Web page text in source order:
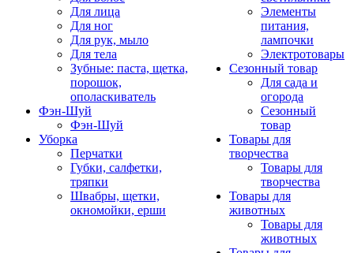
Для лица
Для ног
Для рук, мыло
Для тела
Зубные: паста, щетка,
порошок,
ополаскиватель
Фэн-Шуй
Фэн-Шуй
Уборка
Перчатки
Губки, салфетки,
тряпки
Швабры, щетки,
окномойки, ерши
Элементы
питания,
лампочки
Электротовары
Сезонный товар
Для сада и
огорода
Сезонный
товар
Товары для
творчества
Товары для
творчества
Товары для
животных
Товары для
животных